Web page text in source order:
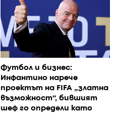
Футбол и бизнес:
Инфантино нарече
проектът на FIFA „златна
възможност“, бившият
шеф го определи като